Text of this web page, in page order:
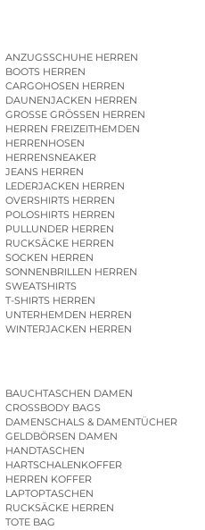
ANZUGSSCHUHE HERREN
BOOTS HERREN
CARGOHOSEN HERREN
DAUNENJACKEN HERREN
GROSSE GRÖSSEN HERREN
HERREN FREIZEITHEMDEN
HERRENHOSEN
HERRENSNEAKER
JEANS HERREN
LEDERJACKEN HERREN
OVERSHIRTS HERREN
POLOSHIRTS HERREN
PULLUNDER HERREN
RUCKSÄCKE HERREN
SOCKEN HERREN
SONNENBRILLEN HERREN
SWEATSHIRTS
T-SHIRTS HERREN
UNTERHEMDEN HERREN
WINTERJACKEN HERREN
BAUCHTASCHEN DAMEN
CROSSBODY BAGS
DAMENSCHALS & DAMENTÜCHER
GELDBÖRSEN DAMEN
HANDTASCHEN
HARTSCHALENKOFFER
HERREN KOFFER
LAPTOPTASCHEN
RUCKSÄCKE HERREN
TOTE BAG